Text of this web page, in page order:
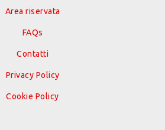
Area riservata
FAQs
Contatti
Privacy Policy
Cookie Policy